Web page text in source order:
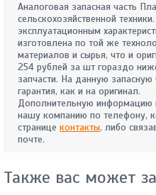
Аналоговая запасная часть
сельскохозяйственной
эксплуатационным
изготовлена по той же
материалов и сырья, что и
254 рублей за шт гораздо
запчасти. На данную запасную
гарантия, как и на оригинал.
Дополнительную информацию
нашу компанию по телефону,
странице контакты, либо
почте.
Также вас может